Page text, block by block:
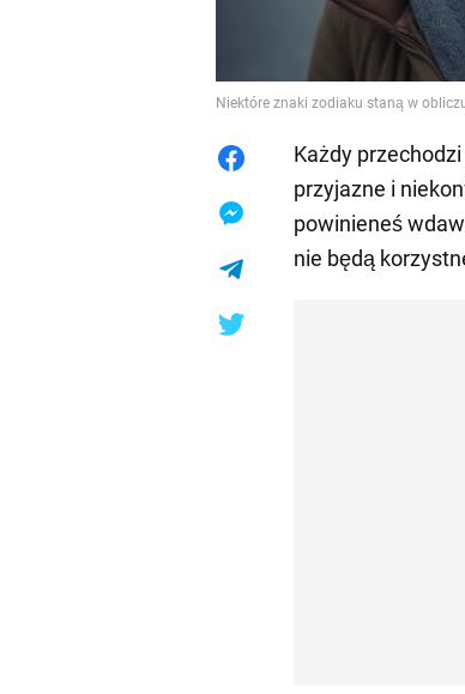
Niektóre znaki zodiaku staną w
Każdy
przyjazne i
powinieneś
nie będą